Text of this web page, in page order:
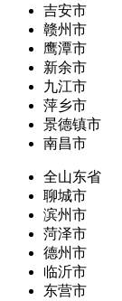
吉安市
赣州市
鹰潭市
新余市
九江市
萍乡市
景德镇市
南昌市
全山东省
聊城市
滨州市
菏泽市
德州市
临沂市
东营市